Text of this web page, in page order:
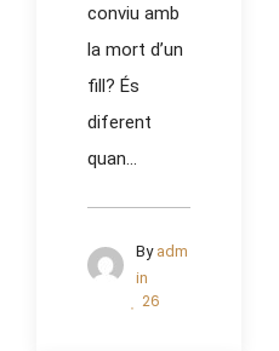
conviu amb
la mort d’un
fill? És
diferent
quan...
By adm
in
26